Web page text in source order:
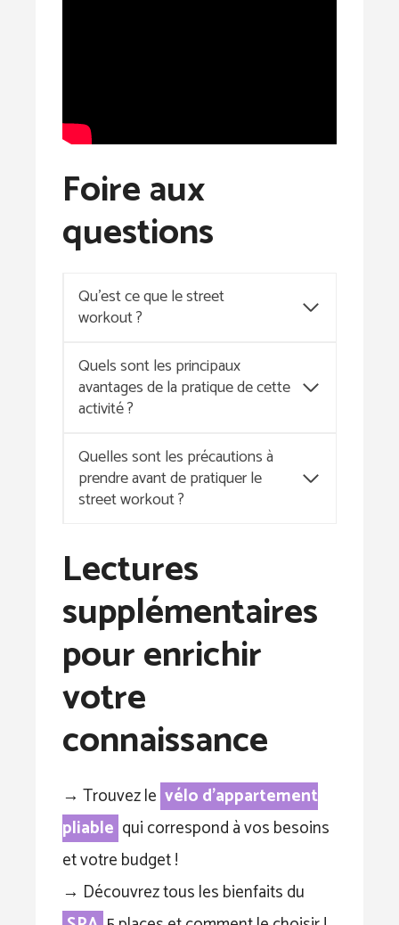
Foire aux
questions
Qu’est ce que le street
workout ?
Quels sont les principaux
avantages de la pratique de cette
activité ?
Quelles sont les précautions à
prendre avant de pratiquer le
street workout ?
Lectures
supplémentaires
pour enrichir
votre
connaissance
→ Trouvez le vélo d’appartement
pliable qui correspond à vos besoins
et votre budget !
→ Découvrez tous les bienfaits du